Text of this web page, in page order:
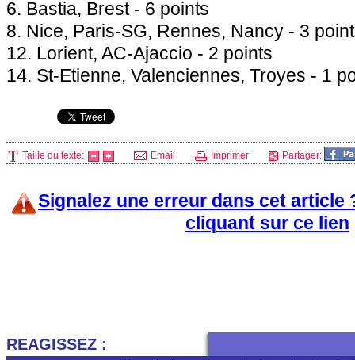
6. Bastia, Brest - 6 points
8. Nice, Paris-SG, Rennes, Nancy - 3
12. Lorient, AC-Ajaccio - 2 points
14. St-Etienne, Valenciennes, Troyes - 1
Taille du texte: Email Imprimer Partager:
Signalez une erreur dans cet article
cliquant sur ce lien
REAGISSEZ :